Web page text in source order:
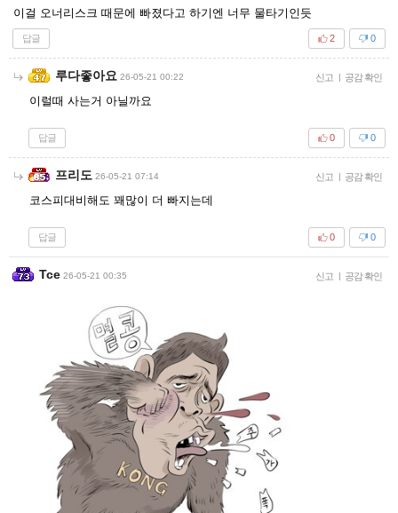
이걸 오너리스크 때문에 빠졌다고 하기엔 너무 물타기인듯
답글 0
2
루다좋아요 26-05-21 00:22 신고 | 공감 확인
이럴때 사는거 아닐까요
답글 0
0
프리도 26-05-21 07:14 신고 | 공감 확인
코스피대비해도 꽤많이 더 빠지는데
답글 0
0
Tce 26-05-21 00:35 신고 | 공감 확인